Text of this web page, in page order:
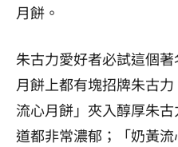
月餅。
朱古力愛好者必試這個
月餅上都有塊招牌朱古
流心月餅」夾入醇厚朱
道都非常濃郁；「奶黃